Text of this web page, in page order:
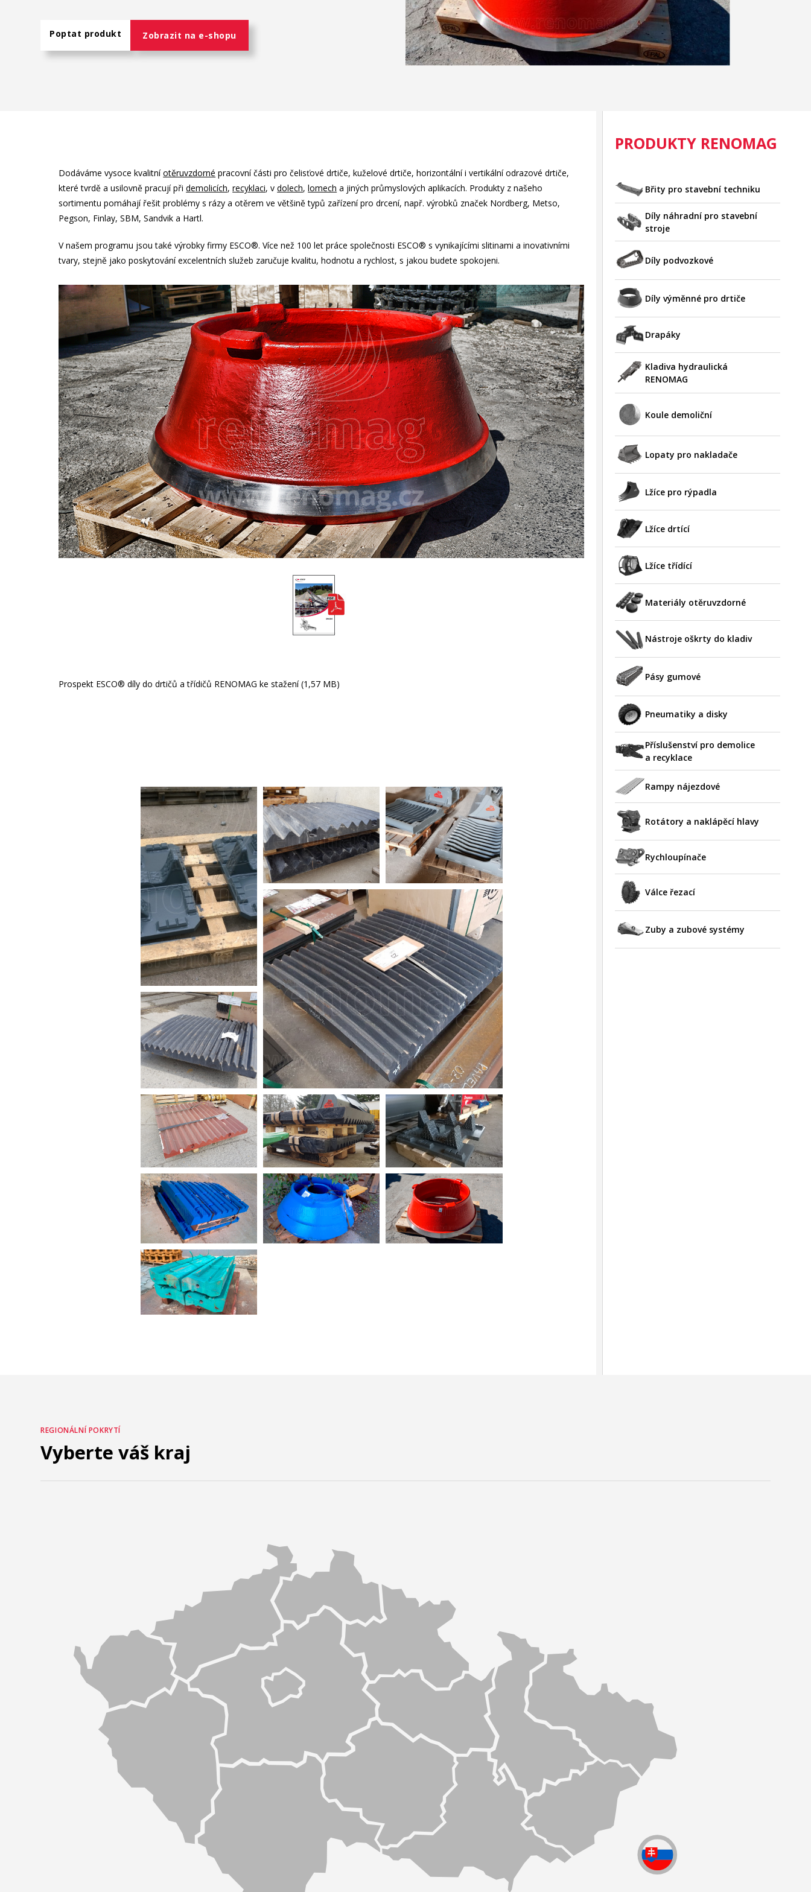
Poptat produkt Zobrazit na e-shopu
Dodáváme vysoce kvalitníotěruvzdorné pracovní části pro čelisťové drtiče, kuželové drtiče, horizontální i vertikální odrazové drtiče,
které tvrdě a usilovně pracují přidemolicích,recyklaci, vdolech,lomech a jiných průmyslových aplikacích. Produkty z našeho
sortimentu pomáhají řešit problémy s rázy a otěrem ve většině typů zařízení pro drcení, např. výrobků značek Nordberg, Metso,
Pegson, Finlay, SBM, Sandvik a Hartl.
V našem programu jsou také výrobky firmy ESCO®. Více než 100 let práce společnosti ESCO® s vynikajícími slitinami a inovativními
tvary, stejně jako poskytování excelentních služeb zaručuje kvalitu, hodnotu a rychlost, s jakou budete spokojeni.
Prospekt ESCO® díly do drtičů a třídičů RENOMAG ke stažení (1,57 MB)
PRODUKTY RENOMAG
Břity pro stavební techniku
Díly náhradní pro stavební
stroje
Díly podvozkové
Díly výměnné pro drtiče
Drapáky
Kladiva hydraulická
RENOMAG
Koule demoliční
Lopaty pro nakladače
Lžíce pro rýpadla
Lžíce drtící
Lžíce třídící
Materiály otěruvzdorné
Nástroje oškrty do kladiv
Pásy gumové
Pneumatiky a disky
Příslušenství pro demolice
a recyklace
Rampy nájezdové
Rotátory a naklápěcí hlavy
Rychloupínače
Válce řezací
Zuby a zubové systémy
REGIONÁLNÍ POKRYTÍ
Vyberte váš kraj